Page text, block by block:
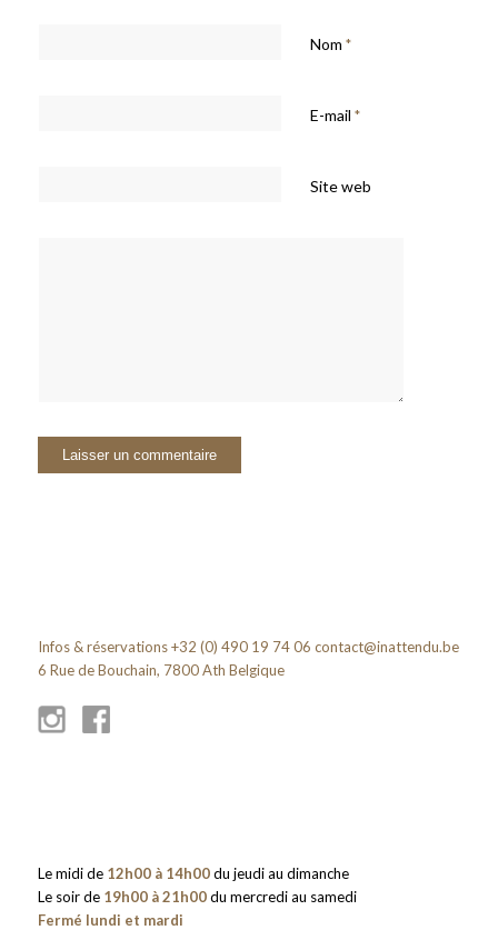
Nom *
E-mail *
Site web
Infos & réservations +32 (0) 490 19 74 06 contact@inattendu.be
6 Rue de Bouchain, 7800 Ath Belgique
Le midi de 12h00 à 14h00du jeudi au dimanche
Le soir de 19h00 à 21h00du mercredi au samedi
Fermé lundi et mardi